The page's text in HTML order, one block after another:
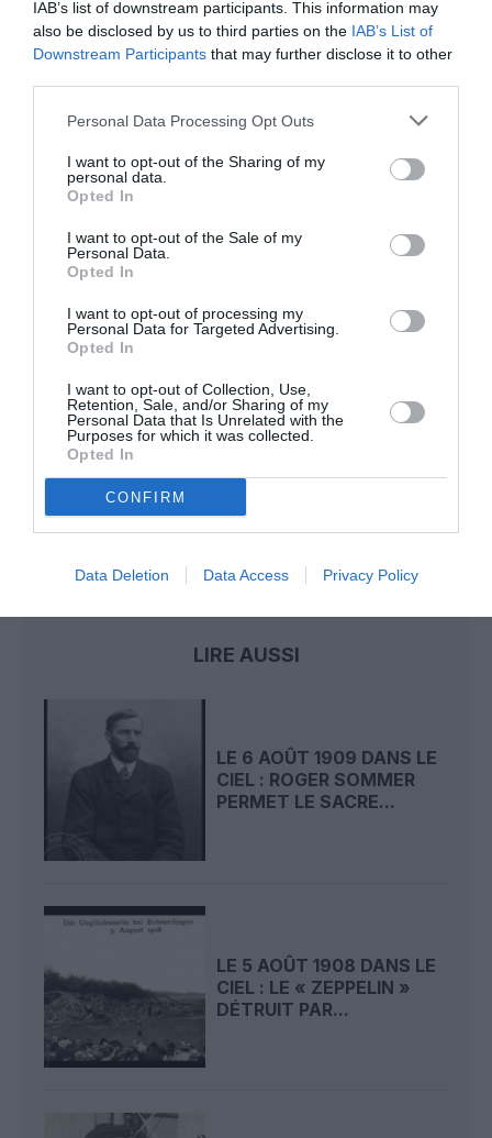
IAB’s list of downstream participants. This information may
also be disclosed by us to third parties on the IAB’s List of
Downstream Participants that may further disclose it to other
Personal Data Processing Opt Outs
I want to opt-out of the Sharing of my
personal data.
Opted In
I want to opt-out of the Sale of my
Personal Data.
Opted In
I want to opt-out of processing my
Personal Data for Targeted Advertising.
Opted In
I want to opt-out of Collection, Use,
Retention, Sale, and/or Sharing of my
Personal Data that Is Unrelated with the
Purposes for which it was collected.
Opted In
CONFIRM
Data Deletion Data Access Privacy Policy
NOUS SOUTENIR
19 h 23 sans escale : le Boeing 777F de National
Airlines relie l’Écosse à l’Australie
Badissi novembria commenté l'article :
Nice–Corse : ces vols électriques qui se profilent à
histoire de l'aviation
LIRE AUSSI
LE 6 AOÛT 1909 DANS LE
CIEL : ROGER SOMMER
PERMET LE SACRE...
LE 5 AOÛT 1908 DANS LE
CIEL : LE « ZEPPELIN »
DÉTRUIT PAR...